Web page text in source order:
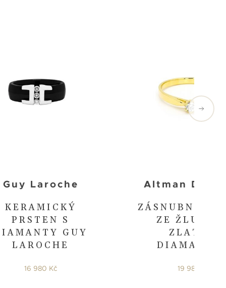
KERAMICKÝ
PRSTEN S
GUY
LAROCHE
Guy Laroche
16 980 Kč
ZÁSNUBNÍ
ZE
ZLATA S
Altman
19 980 Kč